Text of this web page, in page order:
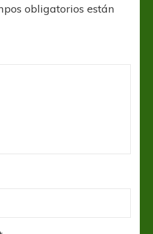
obligatorios están